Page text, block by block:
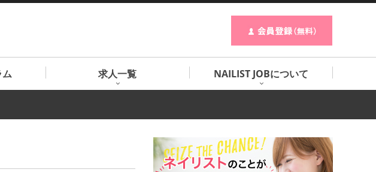
ム 求人一覧 NAILIST JOBについて